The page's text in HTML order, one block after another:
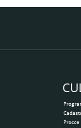
Procce